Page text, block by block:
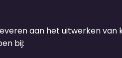
aan het uitwerken van
bij: